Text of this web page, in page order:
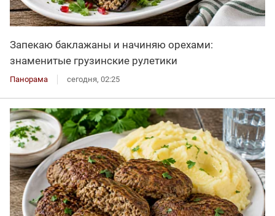
Запекаю баклажаны и начиняю орехами:
знаменитые грузинские рулетики
Панорама сегодня, 02:25